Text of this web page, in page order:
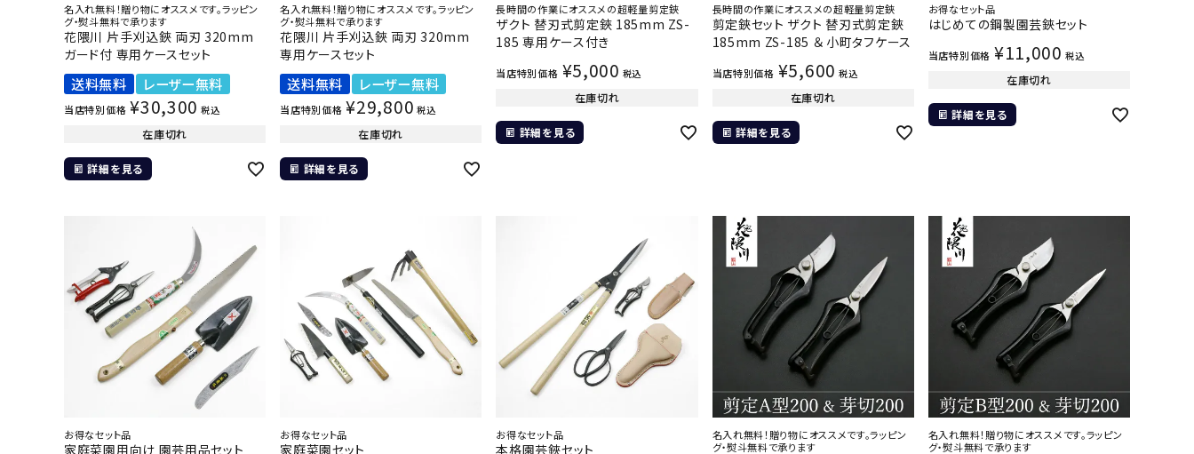
名入れ無料！贈り物にオススメです。ラッピン
グ・熨斗無料で承ります
花隈川 片手刈込鋏 両刃 320mm
ガード付 専用ケースセット
送料無料 レーザー無料
当店特別価格 ¥30,300 税込
在庫切れ
詳細を見る
名入れ無料！贈り物にオススメです。ラッピン
グ・熨斗無料で承ります
花隈川 片手刈込鋏 両刃 320mm
専用ケースセット
送料無料 レーザー無料
当店特別価格 ¥29,800 税込
在庫切れ
詳細を見る
長時間の作業にオススメの超軽量剪定鋏
ザクト 替刃式剪定鋏 185mm ZS-
185 専用ケース付き
当店特別価格 ¥5,000 税込
在庫切れ
詳細を見る
長時間の作業にオススメの超軽量剪定鋏
剪定鋏セット ザクト 替刃式剪定鋏
185mm ZS-185 ＆ 小町タフケース
当店特別価格 ¥5,600 税込
在庫切れ
詳細を見る
お得なセット品
はじめての鋼製園芸鋏セット
当店特別価格 ¥11,000 税込
在庫切れ
詳細を見る
お得なセット品
家庭菜園用向け 園芸用品セット
お得なセット品
家庭菜園セット
お得なセット品
本格園芸鋏セット
名入れ無料！贈り物にオススメです。ラッピン
グ・熨斗無料で承ります
名入れ無料！贈り物にオススメです。ラッピン
グ・熨斗無料で承ります